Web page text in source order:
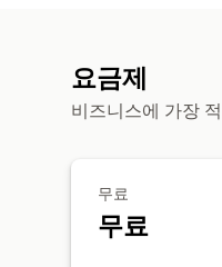
요금제
비즈니스에 가장
무료
무료